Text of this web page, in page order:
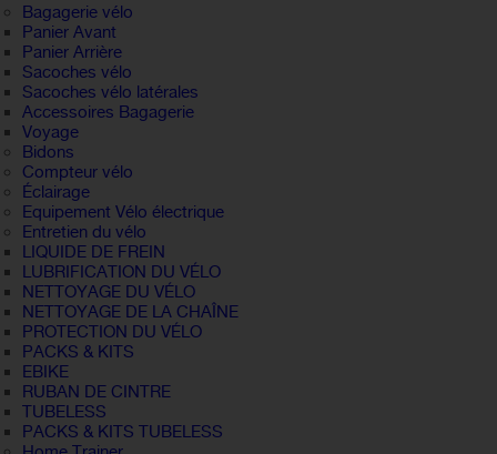
Bagagerie vélo
Panier Avant
Panier Arrière
Sacoches vélo
Sacoches vélo latérales
Accessoires Bagagerie
Voyage
Bidons
Compteur vélo
Éclairage
Equipement Vélo électrique
Entretien du vélo
LIQUIDE DE FREIN
LUBRIFICATION DU VÉLO
NETTOYAGE DU VÉLO
NETTOYAGE DE LA CHAÎNE
PROTECTION DU VÉLO
PACKS & KITS
EBIKE
RUBAN DE CINTRE
TUBELESS
PACKS & KITS TUBELESS